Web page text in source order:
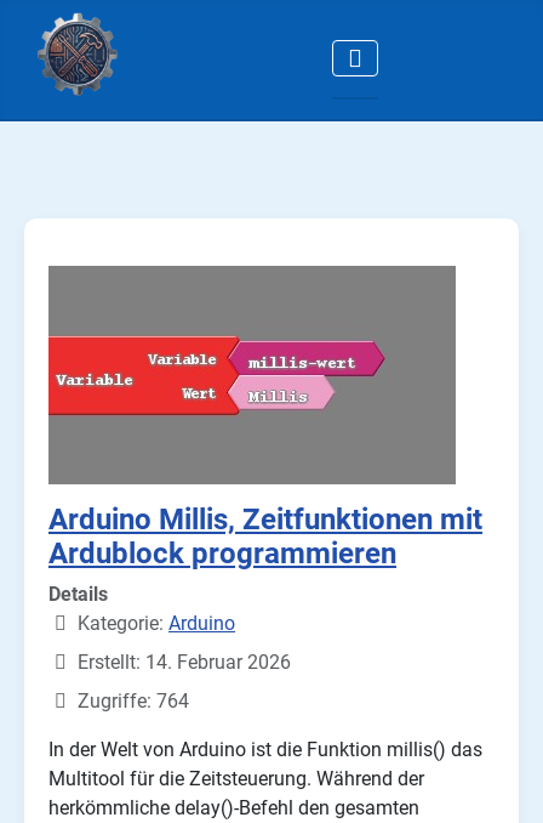
Arduino Millis, Zeitfunktionen mit
Ardublock programmieren
Details
Kategorie: Arduino
Erstellt: 14. Februar 2026
Zugriffe: 764
In der Welt von Arduino ist die Funktion millis() das
Multitool für die Zeitsteuerung. Während der
herkömmliche delay()-Befehl den gesamten